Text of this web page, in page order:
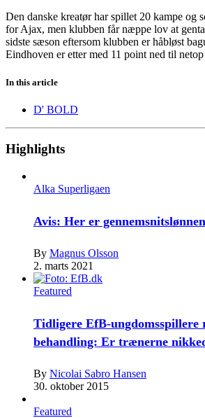
Den danske kreatør har spillet 20 kampe og
for Ajax, men klubben får næppe lov at
sidste sæson eftersom klubben er håbløst
Eindhoven er etter med 11 point ned til
In this article
D' BOLD
Highlights
Alka Superligaen
Avis: Her er
By Magnus Olsson
2. marts 2021
Featured
Tidligere EfB-ungdomsspillere
behandling: Er trænerne
By Nicolai Sabro Hansen
30. oktober 2015
Featured